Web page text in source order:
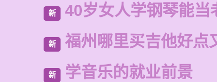
新 40岁女人学钢琴能当
新 福州哪里买吉他好点
新 学音乐的就业前景